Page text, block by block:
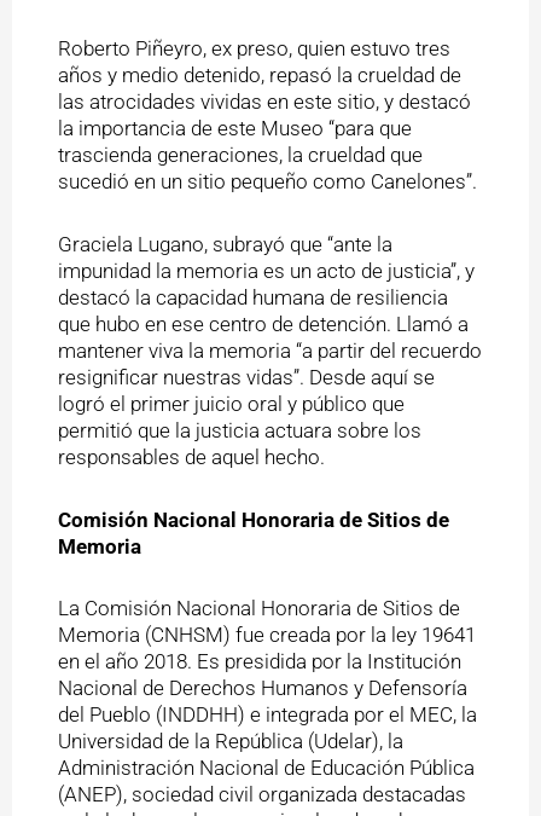
Roberto Piñeyro, ex preso, quien estuvo tres
años y medio detenido, repasó la crueldad de
las atrocidades vividas en este sitio, y destacó
la importancia de este Museo “para que
trascienda generaciones, la crueldad que
sucedió en un sitio pequeño como Canelones”.
Graciela Lugano, subrayó que “ante la
impunidad la memoria es un acto de justicia”, y
destacó la capacidad humana de resiliencia
que hubo en ese centro de detención. Llamó a
mantener viva la memoria “a partir del recuerdo
resignificar nuestras vidas”. Desde aquí se
logró el primer juicio oral y público que
permitió que la justicia actuara sobre los
responsables de aquel hecho.
Comisión Nacional Honoraria de Sitios de
Memoria
La Comisión Nacional Honoraria de Sitios de
Memoria (CNHSM) fue creada por la ley 19641
en el año 2018. Es presidida por la Institución
Nacional de Derechos Humanos y Defensoría
del Pueblo (INDDHH) e integrada por el MEC, la
Universidad de la República (Udelar), la
Administración Nacional de Educación Pública
(ANEP), sociedad civil organizada destacadas